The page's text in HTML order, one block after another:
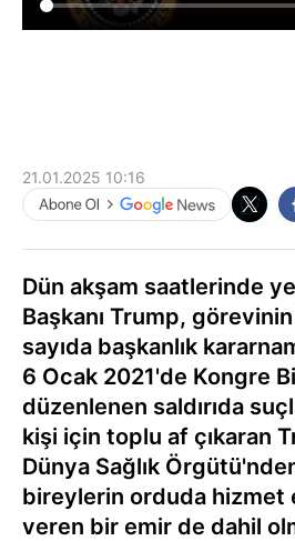
21.01.2025 10:16
Dün akşam saatlerinde
Başkanı Trump,
sayıda başkanlık
6 Ocak 2021'de Kongre
düzenlenen saldırıda
kişi için toplu af çıkaran
Dünya Sağlık
bireylerin orduda hizmet
veren bir emir de dahil